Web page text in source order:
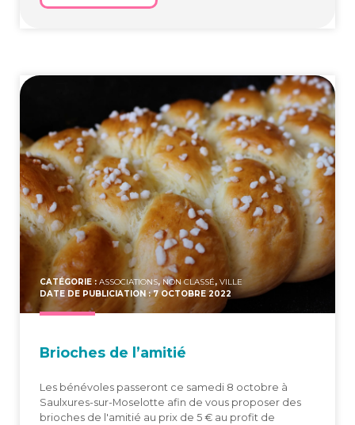
CATÉGORIE : ASSOCIATIONS,NON CLASSÉ, VILLE
DATE DE PUBLICIATION : 7 OCTOBRE 2022
Brioches de l’amitié
Les bénévoles passeront ce samedi 8 octobre à
Saulxures-sur-Moselotte afin de vous proposer des
brioches de l'amitié au prix de 5 € au profit de